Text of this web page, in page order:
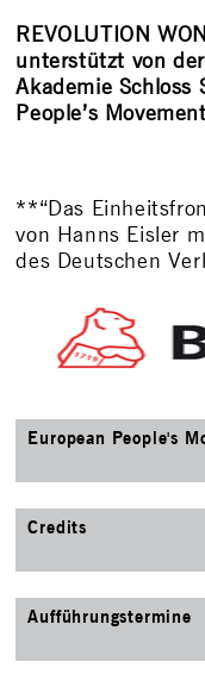
REVOLUTION
unterstützt von
Akademie Schloss
People’s
**“Das
von Hanns Eisler
des Deutschen
European People's
Credits
Aufführungstermine